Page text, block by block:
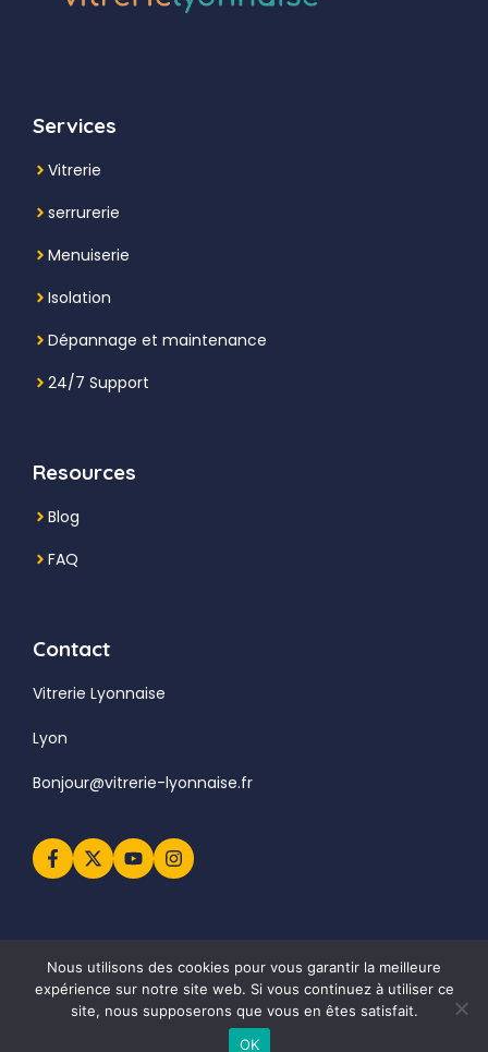
Services
Vitrerie
serrurerie
Menuiserie
Isolation
Dépannage et maintenance
24/7 Support
Resources
Blog
FAQ
Contact
Vitrerie Lyonnaise
Lyon
Bonjour@vitrerie-lyonnaise.fr
© 2026 Crypto • Built withGeneratePress
Style Guide
Nous utilisons des cookies pour vous garantir la meilleure
expérience sur notre site web. Si vous continuez à utiliser ce
site, nous supposerons que vous en êtes satisfait.
OK